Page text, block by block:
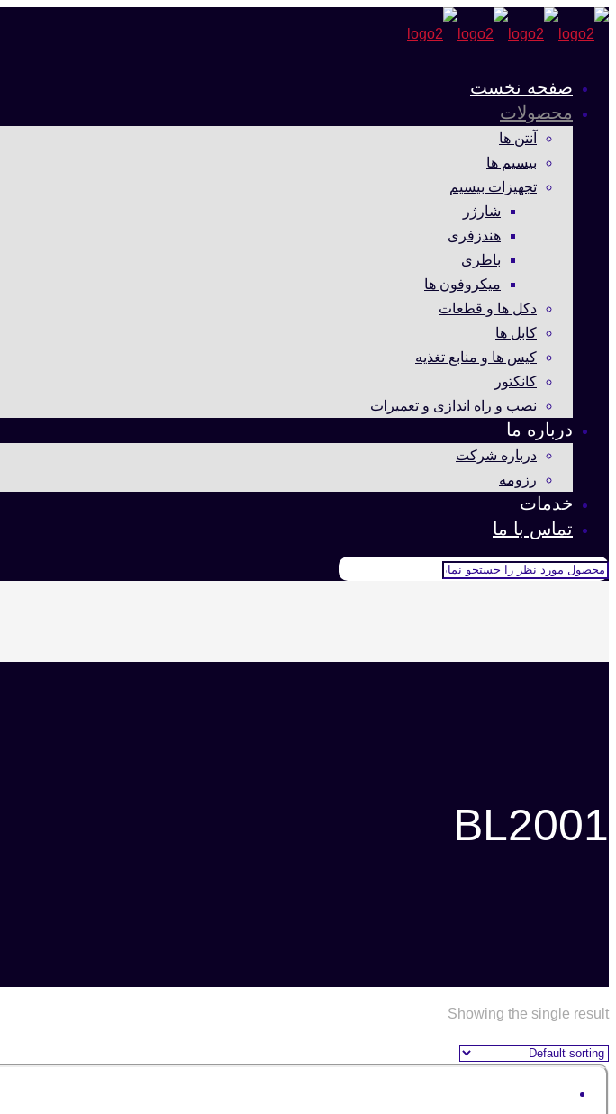
صفحه نخست
محصولات
آنتن ها
بیسیم ها
تجهیزات بیسیم
شارژر
هندزفری
باطری
میکروفون ها
دکل ها و قطعات
کابل ها
کیس ها و منابع تغذیه
کانکتور
نصب و راه اندازی و تعمیرات
درباره ما
درباره شرکت
رزومه
خدمات
تماس با ما
BL2001
Showing the single result